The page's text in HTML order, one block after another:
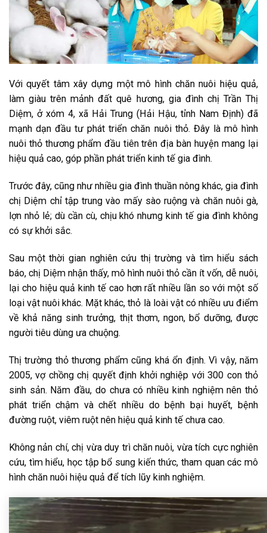
Với quyết tâm xây dựng một mô hình chăn nuôi hiệu quả,
làm giàu trên mảnh đất quê hương, gia đình chị Trần Thị
Diệm, ở xóm 4, xã Hải Trung (Hải Hậu, tỉnh Nam Định) đã
mạnh dạn đầu tư phát triển chăn nuôi thỏ. Đây là mô hình
nuôi thỏ thương phẩm đầu tiên trên địa bàn huyện mang lại
hiệu quả cao, góp phần phát triển kinh tế gia đình.
Trước đây, cũng như nhiều gia đình thuần nông khác, gia đình
chị Diệm chỉ tập trung vào mấy sào ruộng và chăn nuôi gà,
lợn nhỏ lẻ; dù cần cù, chịu khó nhưng kinh tế gia đình không
có sự khởi sắc.
Sau một thời gian nghiên cứu thị trường và tìm hiểu sách
báo, chị Diệm nhận thấy, mô hình nuôi thỏ cần ít vốn, dễ nuôi,
lại cho hiệu quả kinh tế cao hơn rất nhiều lần so với một số
loại vật nuôi khác. Mặt khác, thỏ là loài vật có nhiều ưu điểm
về khả năng sinh trưởng, thịt thơm, ngon, bổ dưỡng, được
người tiêu dùng ưa chuộng.
Thị trường thỏ thương phẩm cũng khá ổn định. Vì vậy, năm
2005, vợ chồng chị quyết định khởi nghiệp với 300 con thỏ
sinh sản. Năm đầu, do chưa có nhiều kinh nghiệm nên thỏ
phát triển chậm và chết nhiều do bệnh bại huyết, bệnh
đường ruột, viêm ruột nên hiệu quả kinh tế chưa cao.
Không nản chí, chị vừa duy trì chăn nuôi, vừa tích cực nghiên
cứu, tìm hiểu, học tập bổ sung kiến thức, tham quan các mô
hình chăn nuôi hiệu quả để tích lũy kinh nghiệm.